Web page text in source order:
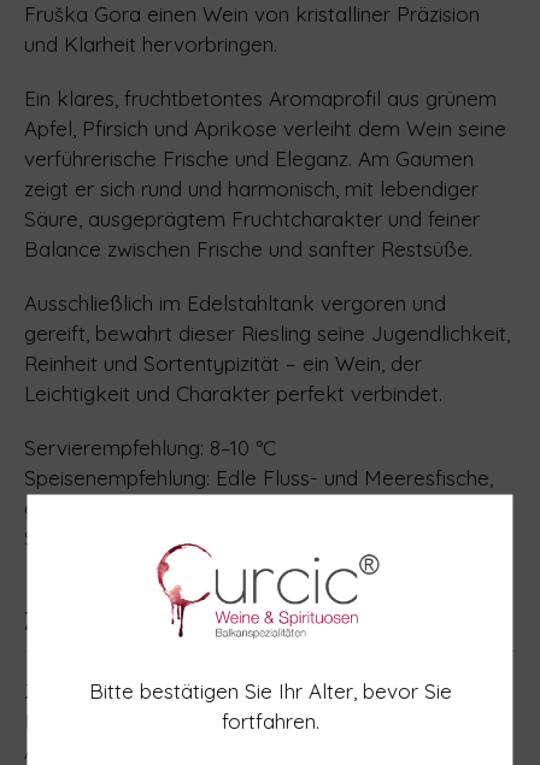
Fruška Gora einen Wein von kristalliner Präzision
und Klarheit hervorbringen.
Ein klares, fruchtbetontes Aromaprofil aus grünem
Apfel, Pfirsich und Aprikose verleiht dem Wein seine
verführerische Frische und Eleganz. Am Gaumen
zeigt er sich rund und harmonisch, mit lebendiger
Säure, ausgeprägtem Fruchtcharakter und feiner
Balance zwischen Frische und sanfter Restsüße.
Ausschließlich im Edelstahltank vergoren und
gereift, bewahrt dieser Riesling seine Jugendlichkeit,
Reinheit und Sortentypizität – ein Wein, der
Leichtigkeit und Charakter perfekt verbindet.
Servierempfehlung: 8–10 °C
Speisenempfehlung: Edle Fluss- und Meeresfische,
gegrilltes helles Fleisch, herzhafter Käse, frische
Salate
Zutaten
Zutaten: Trauben.
Konservierungs- und Antioxidationsmittel: L-
Ascorbinsäure (E 300), Kaliummetabisulfit (E 224).
Bitte bestätigen Sie Ihr Alter, bevor Sie
fortfahren.